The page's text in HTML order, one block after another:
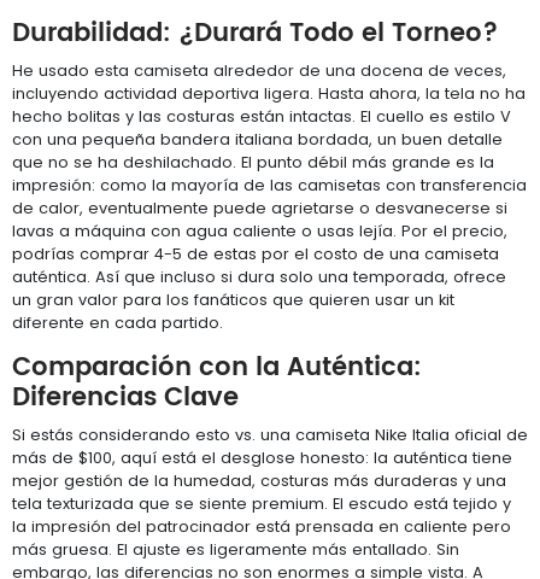
Durabilidad: ¿Durará Todo el Torneo?
He usado esta camiseta alrededor de una docena de veces,
incluyendo actividad deportiva ligera. Hasta ahora, la tela no ha
hecho bolitas y las costuras están intactas. El cuello es estilo V
con una pequeña bandera italiana bordada, un buen detalle
que no se ha deshilachado. El punto débil más grande es la
impresión: como la mayoría de las camisetas con transferencia
de calor, eventualmente puede agrietarse o desvanecerse si
lavas a máquina con agua caliente o usas lejía. Por el precio,
podrías comprar 4-5 de estas por el costo de una camiseta
auténtica. Así que incluso si dura solo una temporada, ofrece
un gran valor para los fanáticos que quieren usar un kit
diferente en cada partido.
Comparación con la Auténtica:
Diferencias Clave
Si estás considerando esto vs. una camiseta Nike Italia oficial de
más de $100, aquí está el desglose honesto: la auténtica tiene
mejor gestión de la humedad, costuras más duraderas y una
tela texturizada que se siente premium. El escudo está tejido y
la impresión del patrocinador está prensada en caliente pero
más gruesa. El ajuste es ligeramente más entallado. Sin
embargo, las diferencias no son enormes a simple vista. A